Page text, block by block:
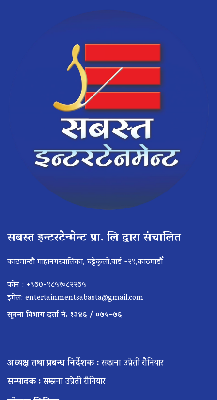
सबस्त इन्टरटेन्मेन्ट प्रा. लि द्वारा संचालित
काठमान्डौ माहानगरपालिका, घट्टेकुलो,वार्ड -२९,काठमाडौँ
फोन : +९७७-९८५१०८२२७५
इमेल: entertainmentsabasta@gmail.com
सूचना विभाग दर्ता नं. १३४६ / ०७५–७६
अध्यक्ष तथा प्रबन्ध निर्देशक :सम्झना उप्रेती रौनियार
सम्पादक :सम्झना उप्रेती रौनियार